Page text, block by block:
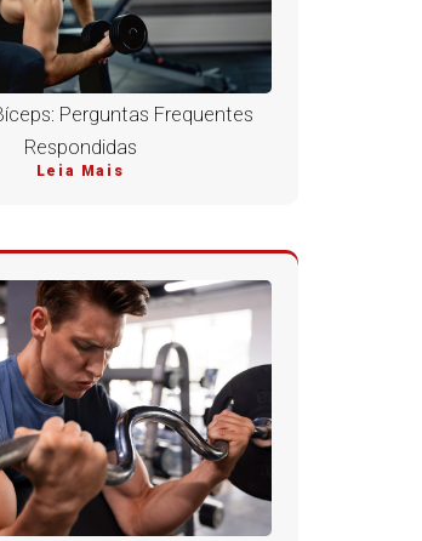
Perguntas Frequentes
Respondidas
Leia Mais